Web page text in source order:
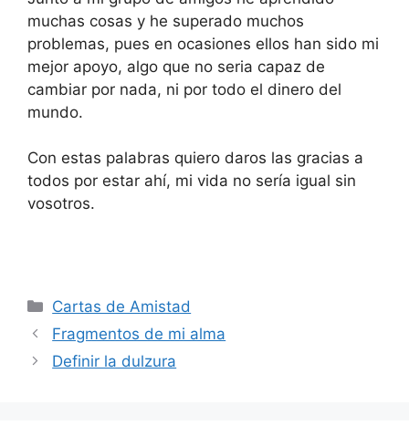
muchas cosas y he superado muchos
problemas, pues en ocasiones ellos han sido mi
mejor apoyo, algo que no seria capaz de
cambiar por nada, ni por todo el dinero del
mundo.
Con estas palabras quiero daros las gracias a
todos por estar ahí, mi vida no sería igual sin
vosotros.
Categories
Cartas de Amistad
Fragmentos de mi alma
Definir la dulzura